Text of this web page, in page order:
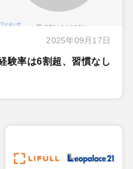
2025年09月17日
験率は6割超、習慣なし